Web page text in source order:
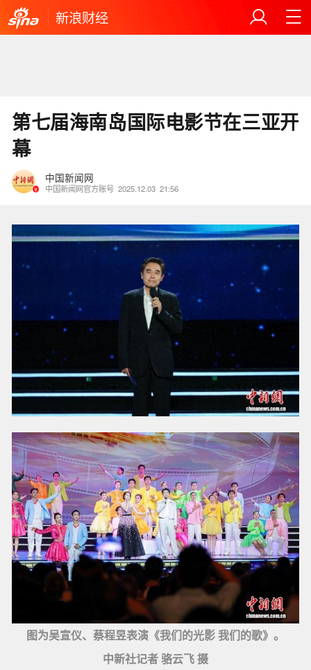
新浪财经
第七届海南岛国际电影节在三亚开
幕
中国新闻网
中国新闻网官方账号 2025.12.03 21:56
图为吴宣仪、蔡程昱表演《我们的光影 我们的歌》。
中新社记者 骆云飞 摄